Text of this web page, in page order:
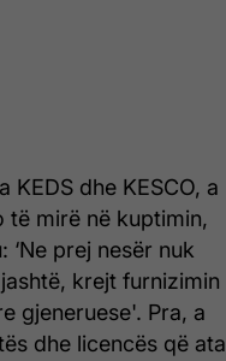
KEDS dhe KESCO, a
të mirë në kuptimin,
‘Ne prej nesër nuk
krejt furnizimin
gjeneruese'. Pra, a
dhe licencës që ata